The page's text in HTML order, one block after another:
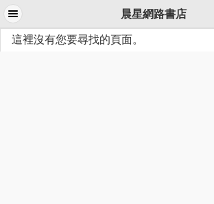
晨星網路書店
這裡沒有您要尋找的頁面。